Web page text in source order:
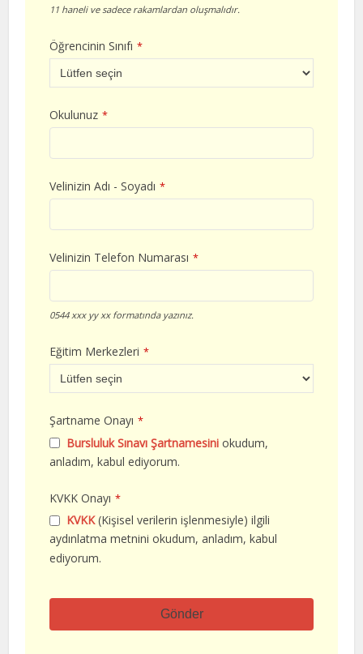
11 haneli ve sadece rakamlardan oluşmalıdır.
Öğrencinin Sınıfı *
Okulunuz *
Velinizin Adı - Soyadı *
Velinizin Telefon Numarası *
0544 xxx yy xx formatında yazınız.
Eğitim Merkezleri *
Şartname Onayı *
Bursluluk Sınavı Şartnamesini okudum,
anladım, kabul ediyorum.
KVKK Onayı *
KVKK(Kişisel verilerin işlenmesiyle) ilgili
aydınlatma metnini okudum, anladım, kabul
ediyorum.
Gönder